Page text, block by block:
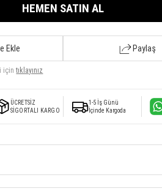
HEMEN SATIN AL
Ekle Paylaş
içintıklayınız
ÜCRETSİZ
SİGORTALI KARGO
1-5 İş Günü
İçinde Kargoda